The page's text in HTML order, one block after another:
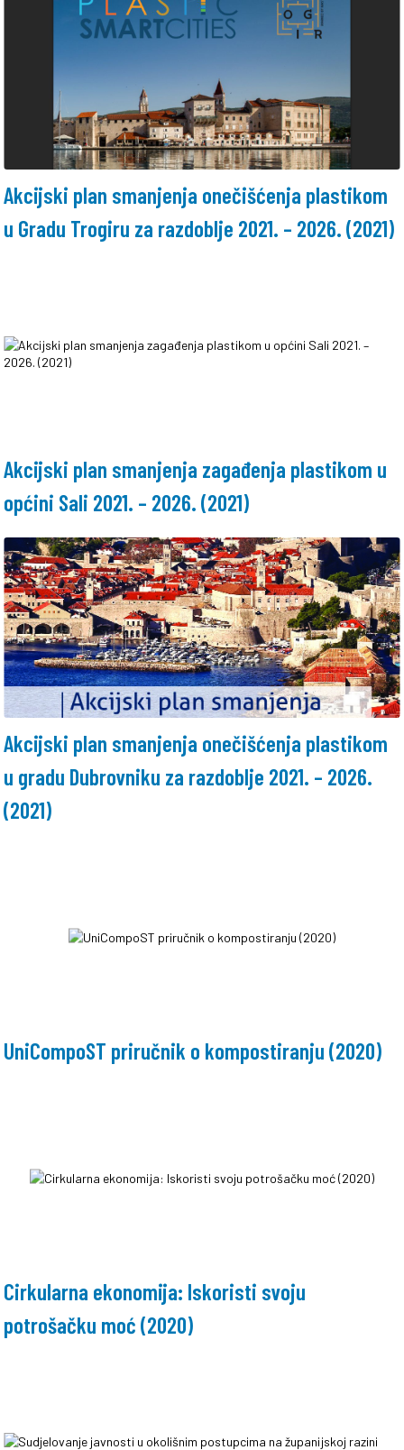
Akcijski plan smanjenja onečišćenja plastikom
u Gradu Trogiru za razdoblje 2021. – 2026. (2021)
Akcijski plan smanjenja zagađenja plastikom u
općini Sali 2021. – 2026. (2021)
Akcijski plan smanjenja onečišćenja plastikom
u gradu Dubrovniku za razdoblje 2021. – 2026.
(2021)
UniCompoST priručnik o kompostiranju (2020)
Cirkularna ekonomija: Iskoristi svoju
potrošačku moć (2020)